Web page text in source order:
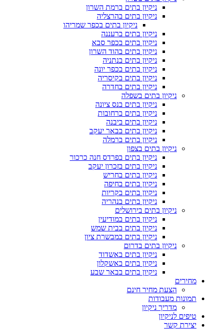
ניקיון בתים ברמת השרון
ניקיון בתים בהרצליה
ניקיון בתים בכפר שמריהו
ניקיון בתים ברעננה
ניקיון בתים בכפר סבא
ניקיון בתים בהוד השרון
ניקיון בתים בנתניה
ניקיון בתים בכפר יונה
ניקיון בתים בקיסריה
ניקיון בתים בחדרה
ניקיון בתים בשפלה
ניקיון בתים בנס ציונה
ניקיון בתים ברחובות
ניקיון בתים ביבנה
ניקיון בתים בבאר יעקב
ניקיון בתים ברמלה
ניקיון בתים בצפון
ניקיון בתים בפרדס חנה כרכור
ניקיון בתים בזכרון יעקב
ניקיון בתים בחריש
ניקיון בתים בחיפה
ניקיון בתים בקריות
ניקיון בתים בנהריה
ניקיון בתים בירושלים
ניקיון בתים במודיעין
ניקיון בתים בבית שמש
ניקיון בתים במבשרת ציון
ניקיון בתים בדרום
ניקיון בתים באשדוד
ניקיון בתים באשקלון
ניקיון בתים בבאר שבע
מחירים
הצעת מחיר חינם
תמונות מעבודות
מדריך ניקיון
טיפים לניקיון
יצירת קשר